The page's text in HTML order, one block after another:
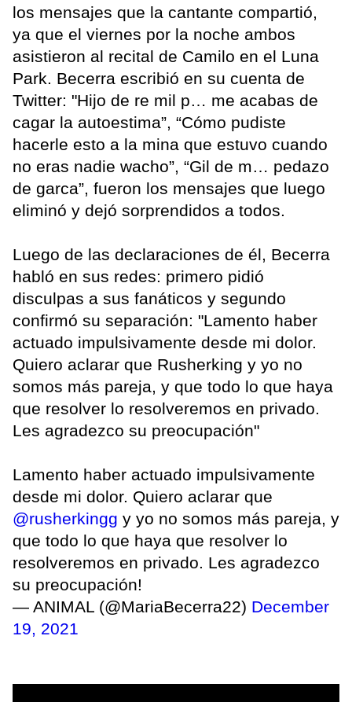
los mensajes que la cantante compartió,
ya que el viernes por la noche ambos
asistieron al recital de Camilo en el Luna
Park. Becerra escribió en su cuenta de
Twitter: "Hijo de re mil p… me acabas de
cagar la autoestima”, “Cómo pudiste
hacerle esto a la mina que estuvo cuando
no eras nadie wacho”, “Gil de m… pedazo
de garca”, fueron los mensajes que luego
eliminó y dejó sorprendidos a todos.
Luego de las declaraciones de él, Becerra
habló en sus redes: primero pidió
disculpas a sus fanáticos y segundo
confirmó su separación: "Lamento haber
actuado impulsivamente desde mi dolor.
Quiero aclarar que Rusherking y yo no
somos más pareja, y que todo lo que haya
que resolver lo resolveremos en privado.
Les agradezco su preocupación"
Lamento haber actuado impulsivamente
desde mi dolor. Quiero aclarar que
@rusherkingg y yo no somos más pareja, y
que todo lo que haya que resolver lo
resolveremos en privado. Les agradezco
su preocupación!
— ANIMAL (@MariaBecerra22) December
19, 2021